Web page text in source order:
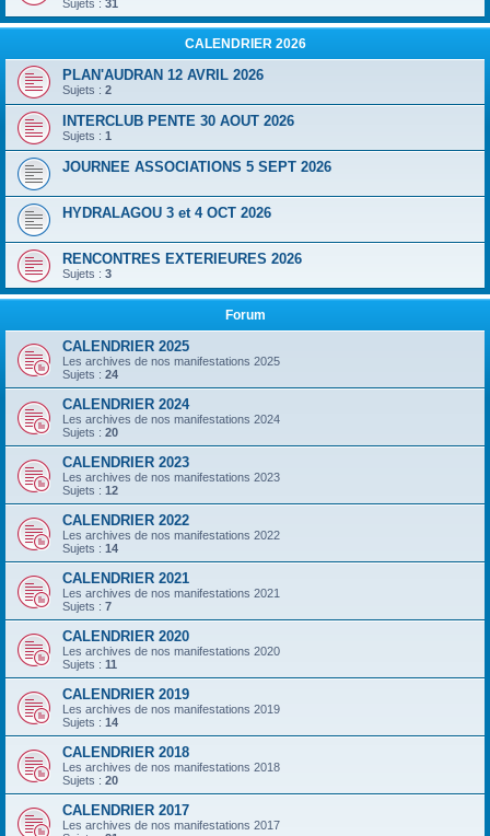
Sujets : 31
CALENDRIER 2026
PLAN'AUDRAN 12 AVRIL 2026
Sujets : 2
INTERCLUB PENTE 30 AOUT 2026
Sujets : 1
JOURNEE ASSOCIATIONS 5 SEPT 2026
HYDRALAGOU 3 et 4 OCT 2026
RENCONTRES EXTERIEURES 2026
Sujets : 3
Forum
CALENDRIER 2025
Les archives de nos manifestations 2025
Sujets : 24
CALENDRIER 2024
Les archives de nos manifestations 2024
Sujets : 20
CALENDRIER 2023
Les archives de nos manifestations 2023
Sujets : 12
CALENDRIER 2022
Les archives de nos manifestations 2022
Sujets : 14
CALENDRIER 2021
Les archives de nos manifestations 2021
Sujets : 7
CALENDRIER 2020
Les archives de nos manifestations 2020
Sujets : 11
CALENDRIER 2019
Les archives de nos manifestations 2019
Sujets : 14
CALENDRIER 2018
Les archives de nos manifestations 2018
Sujets : 20
CALENDRIER 2017
Les archives de nos manifestations 2017